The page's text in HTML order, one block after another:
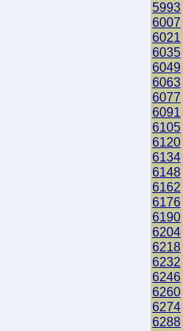
5993
6007
6021
6035
6049
6063
6077
6091
6105
6120
6134
6148
6162
6176
6190
6204
6218
6232
6246
6260
6274
6288